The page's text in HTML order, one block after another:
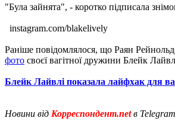
"Була зайнята", - коротко підписала
instagram.com/blakelively
Раніше повідомлялося, що Раян
фото своєї вагітної дружини Блейк
Блейк Лайвлі показала лайфхак для
Новини від Корреспондент.netв